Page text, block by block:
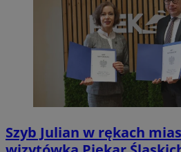
Szyb Julian w rękach